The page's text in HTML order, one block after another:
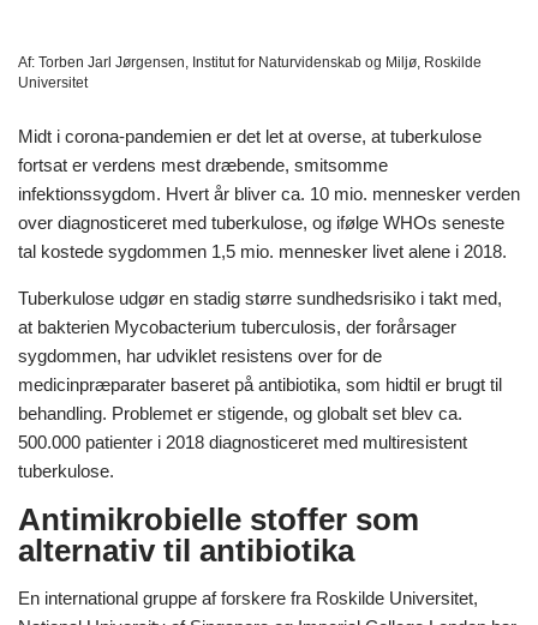
Af: Torben Jarl Jørgensen, Institut for Naturvidenskab og Miljø, Roskilde
Universitet
Midt i corona-pandemien er det let at overse, at tuberkulose
fortsat er verdens mest dræbende, smitsomme
infektionssygdom. Hvert år bliver ca. 10 mio. mennesker verden
over diagnosticeret med tuberkulose, og ifølge WHOs seneste
tal kostede sygdommen 1,5 mio. mennesker livet alene i 2018.
Tuberkulose udgør en stadig større sundhedsrisiko i takt med,
at bakterien Mycobacterium tuberculosis, der forårsager
sygdommen, har udviklet resistens over for de
medicinpræparater baseret på antibiotika, som hidtil er brugt til
behandling. Problemet er stigende, og globalt set blev ca.
500.000 patienter i 2018 diagnosticeret med multiresistent
tuberkulose.
Antimikrobielle stoffer som
alternativ til antibiotika
En international gruppe af forskere fra Roskilde Universitet,